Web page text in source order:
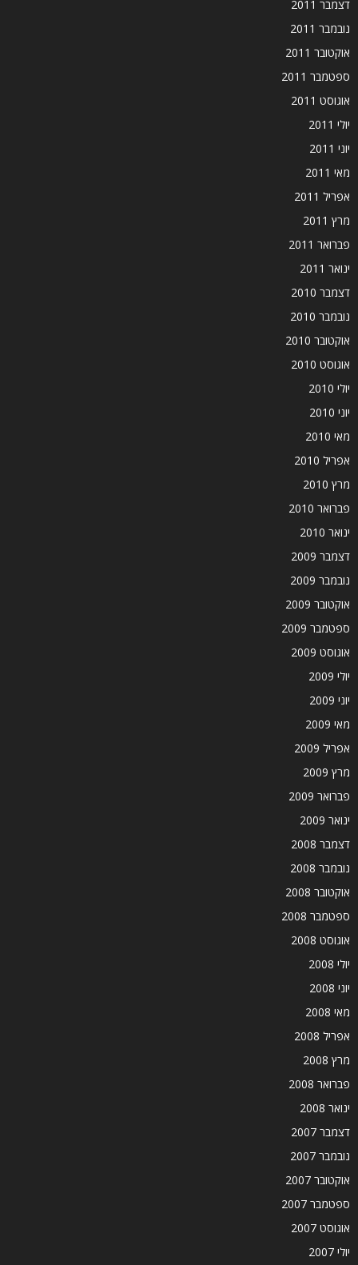
דצמבר 2011
נובמבר 2011
אוקטובר 2011
ספטמבר 2011
אוגוסט 2011
יולי 2011
יוני 2011
מאי 2011
אפריל 2011
מרץ 2011
פברואר 2011
ינואר 2011
דצמבר 2010
נובמבר 2010
אוקטובר 2010
אוגוסט 2010
יולי 2010
יוני 2010
מאי 2010
אפריל 2010
מרץ 2010
פברואר 2010
ינואר 2010
דצמבר 2009
נובמבר 2009
אוקטובר 2009
ספטמבר 2009
אוגוסט 2009
יולי 2009
יוני 2009
מאי 2009
אפריל 2009
מרץ 2009
פברואר 2009
ינואר 2009
דצמבר 2008
נובמבר 2008
אוקטובר 2008
ספטמבר 2008
אוגוסט 2008
יולי 2008
יוני 2008
מאי 2008
אפריל 2008
מרץ 2008
פברואר 2008
ינואר 2008
דצמבר 2007
נובמבר 2007
אוקטובר 2007
ספטמבר 2007
אוגוסט 2007
יולי 2007